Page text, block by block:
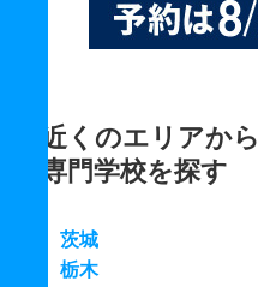
近くのエリアから
専門学校を探す
茨城
栃木